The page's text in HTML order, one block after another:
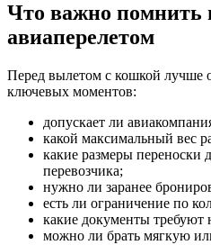
Что важно помнить
авиаперелетом
Перед вылетом с кошкой лучше
ключевых моментов:
допускает ли
какой максимальный вес
какие размеры переноски
перевозчика;
нужно ли заранее
есть ли ограничение по
какие документы требуют
можно ли брать мягкую